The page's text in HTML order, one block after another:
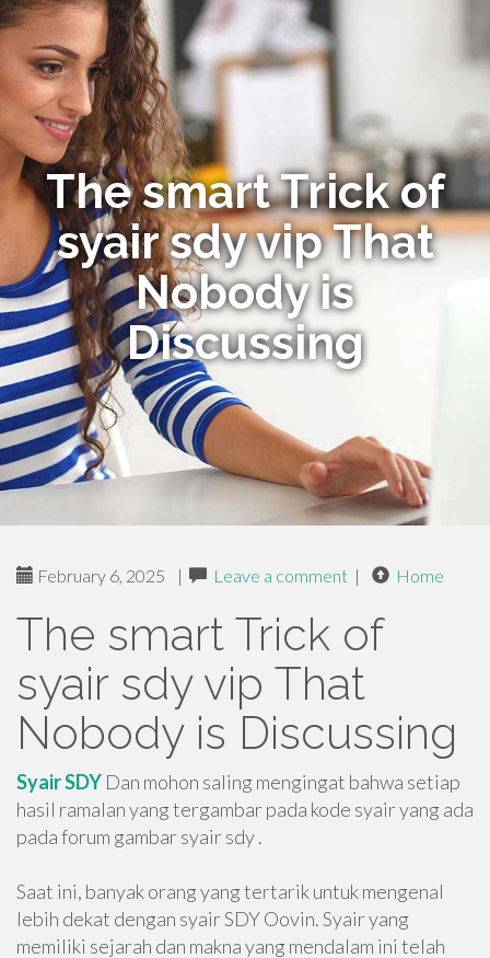
The smart Trick of
syair sdy vip That
Nobody is
Discussing
February 6, 2025 | Leave a comment | Home
The smart Trick of
syair sdy vip That
Nobody is Discussing
Syair SDY Dan mohon saling mengingat bahwa setiap
hasil ramalan yang tergambar pada kode syair yang ada
pada forum gambar syair sdy .
Saat ini, banyak orang yang tertarik untuk mengenal
lebih dekat dengan syair SDY Oovin. Syair yang
memiliki sejarah dan makna yang mendalam ini telah